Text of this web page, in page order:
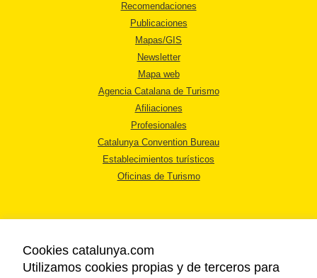
Recomendaciones
Publicaciones
Mapas/GIS
Newsletter
Mapa web
Agencia Catalana de Turismo
Afiliaciones
Profesionales
Catalunya Convention Bureau
Establecimientos turísticos
Oficinas de Turismo
AVISO LEGAL
Cookies catalunya.com
Utilizamos cookies propias y de terceros para